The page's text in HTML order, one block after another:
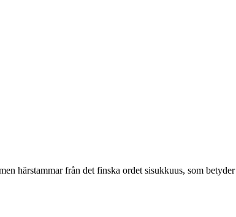
härstammar från det finska ordet sisukkuus, som betyder